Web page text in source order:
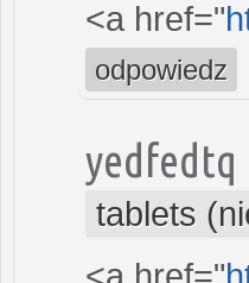
<a href="
odpowiedz
yedfedtq
tablets